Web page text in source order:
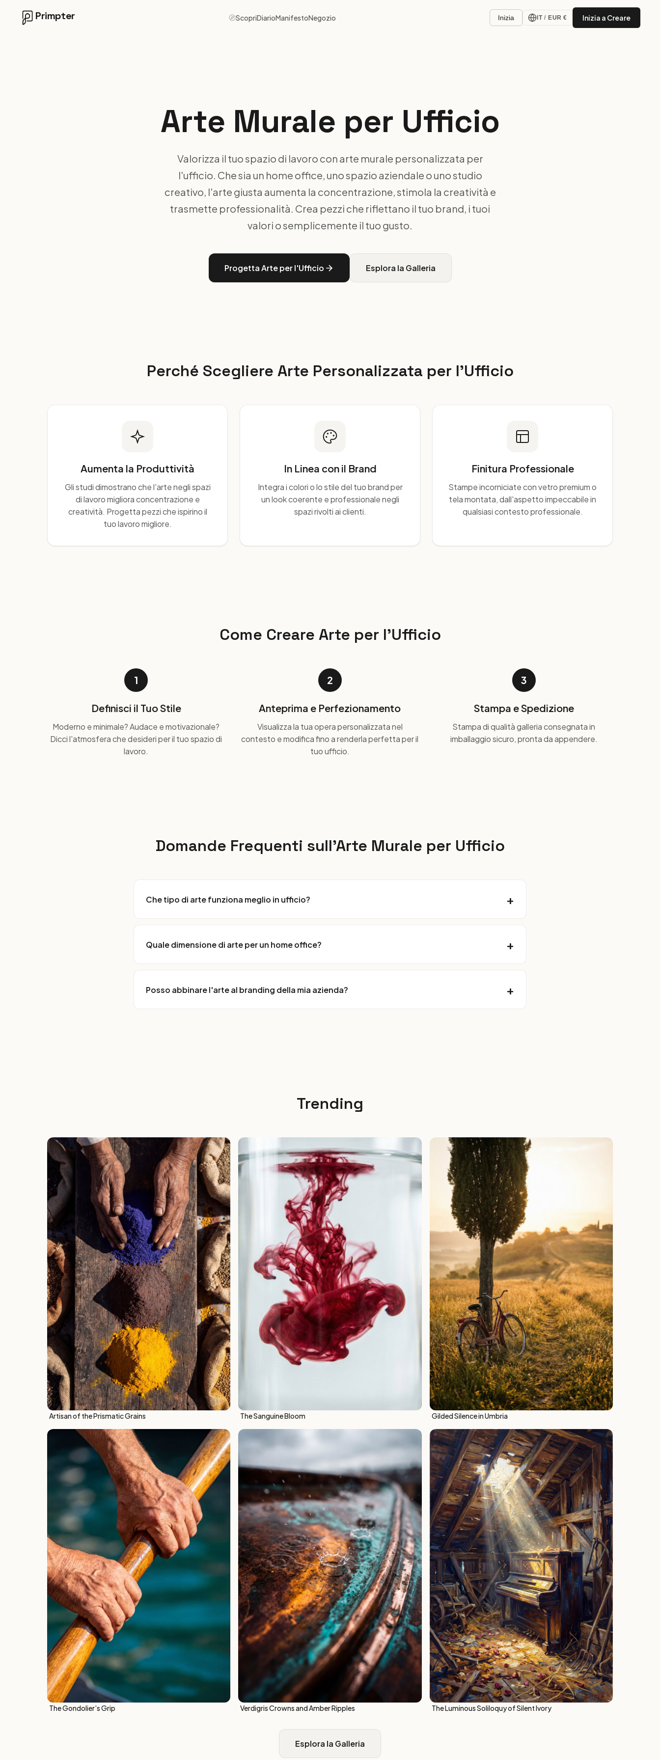
Primpter ScopriDiarioManifestoNegozio Inizia IT / EUR € Inizia a Creare
Arte Murale per Ufficio
Valorizza il tuo spazio di lavoro con arte murale personalizzata per
l'ufficio. Che sia un home office, uno spazio aziendale o uno studio
creativo, l'arte giusta aumenta la concentrazione, stimola la creatività e
trasmette professionalità. Crea pezzi che riflettano il tuo brand, i tuoi
valori o semplicemente il tuo gusto.
Progetta Arte per l'Ufficio Esplora la Galleria
Perché Scegliere Arte Personalizzata per l'Ufficio
Aumenta la Produttività
Gli studi dimostrano che l'arte negli spazi
di lavoro migliora concentrazione e
creatività. Progetta pezzi che ispirino il
tuo lavoro migliore.
In Linea con il Brand
Integra i colori o lo stile del tuo brand per
un look coerente e professionale negli
spazi rivolti ai clienti.
Finitura Professionale
Stampe incorniciate con vetro premium o
tela montata, dall'aspetto impeccabile in
qualsiasi contesto professionale.
Come Creare Arte per l'Ufficio
1
Definisci il Tuo Stile
Moderno e minimale? Audace e motivazionale?
Dicci l'atmosfera che desideri per il tuo spazio di
lavoro.
2
Anteprima e Perfezionamento
Visualizza la tua opera personalizzata nel
contesto e modifica fino a renderla perfetta per il
tuo ufficio.
3
Stampa e Spedizione
Stampa di qualità galleria consegnata in
imballaggio sicuro, pronta da appendere.
Domande Frequenti sull'Arte Murale per Ufficio
Che tipo di arte funziona meglio in ufficio?
Quale dimensione di arte per un home office?
Posso abbinare l'arte al branding della mia azienda?
Trending
Artisan of the Prismatic Grains The Sanguine Bloom Gilded Silence in Umbria
The Gondolier’s Grip Verdigris Crowns and Amber Ripples The Luminous Soliloquy of Silent Ivory
Esplora la Galleria